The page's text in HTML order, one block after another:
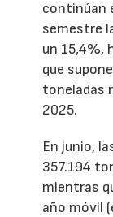
continúan
semestre
un 15,4%,
que
toneladas
2025.
En junio,
357.194
mientras
año móvil